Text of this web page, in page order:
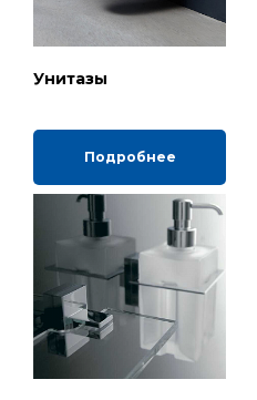
Унитазы
Подробнее